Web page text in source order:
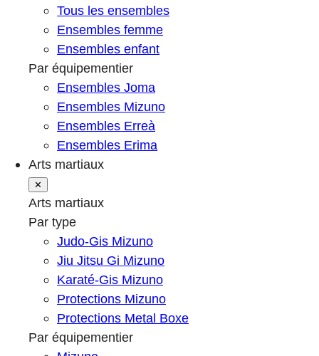
Tous les ensembles
Ensembles femme
Ensembles enfant
Par équipementier
Ensembles Joma
Ensembles Mizuno
Ensembles Erreà
Ensembles Erima
Arts martiaux
✕
Arts martiaux
Par type
Judo-Gis Mizuno
Jiu Jitsu Gi Mizuno
Karaté-Gis Mizuno
Protections Mizuno
Protections Metal Boxe
Par équipementier